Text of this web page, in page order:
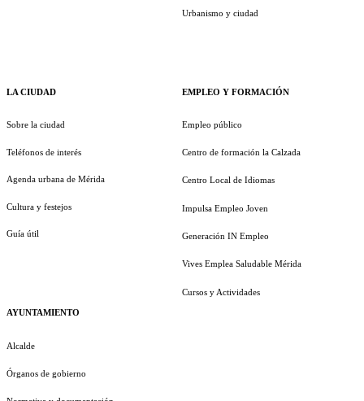
LA CIUDAD
Sobre la ciudad
Teléfonos de interés
Agenda urbana de Mérida
Cultura y festejos
Guía útil
AYUNTAMIENTO
Alcalde
Órganos de gobierno
Urbanismo y ciudad
EMPLEO Y FORMACIÓN
Empleo público
Centro de formación la Calzada
Centro Local de Idiomas
Impulsa Empleo Joven
Generación IN Empleo
Vives Emplea Saludable Mérida
Cursos y Actividades